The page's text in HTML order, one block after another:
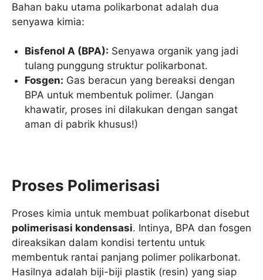
Bahan baku utama polikarbonat adalah dua
senyawa kimia:
Bisfenol A (BPA): Senyawa organik yang jadi
tulang punggung struktur polikarbonat.
Fosgen: Gas beracun yang bereaksi dengan
BPA untuk membentuk polimer. (Jangan
khawatir, proses ini dilakukan dengan sangat
aman di pabrik khusus!)
Proses Polimerisasi
Proses kimia untuk membuat polikarbonat disebut
polimerisasi kondensasi. Intinya, BPA dan fosgen
direaksikan dalam kondisi tertentu untuk
membentuk rantai panjang polimer polikarbonat.
Hasilnya adalah biji-biji plastik (resin) yang siap